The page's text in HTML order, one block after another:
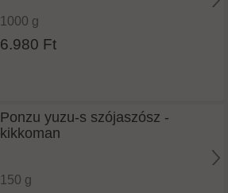
1000 g
6.980 Ft
Ponzu yuzu-s szójaszósz -
kikkoman
150 g